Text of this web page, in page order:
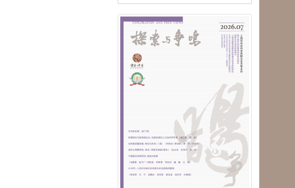
荣誉|《探索与争鸣》荣获第八届
华东地区优秀期刊
荣誉|《探索与争鸣》2025再度
蝉联国家社科基金资助期刊“优
秀期刊”
荣誉|《探索与争鸣》入展第三十
一届北京国际图书博览会“BIBF
荣誉|《探索与争鸣》获得国家哲
学社会科学文献中心2024年度综
合性人文社会科学最受欢迎期刊
荣誉| 重磅发布！学术实力榜单
出炉！《复印报刊资料转载指数
研究报告（2024年度）》
荣誉| 关于上海市模范集体、劳
动模范和先进工作者拟表彰对象